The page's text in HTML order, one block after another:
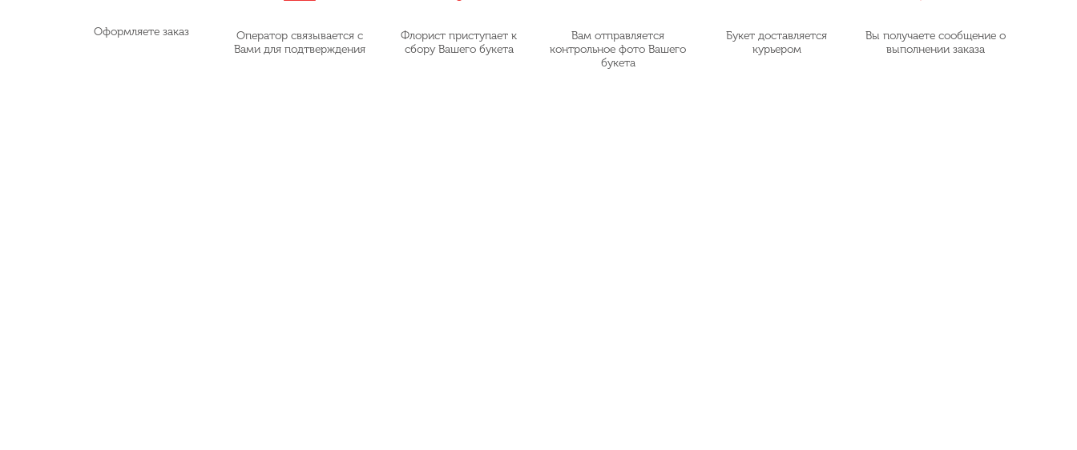
Оформляете заказ
Оператор связывается с
Вами для подтверждения
Флорист приступает к
сбору Вашего букета
Вам отправляется
контрольное фото Вашего
букета
Букет доставляется
курьером
Вы получаете сообщение о
выполнении заказа